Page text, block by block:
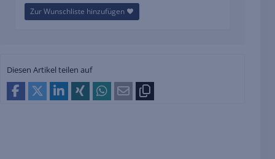
Zur Wunschliste hinzufügen
Diesen Artikel teilen auf